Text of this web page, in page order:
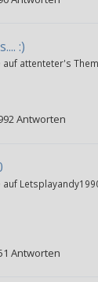
:)
auf attenteter's
Antworten
auf
Antworten